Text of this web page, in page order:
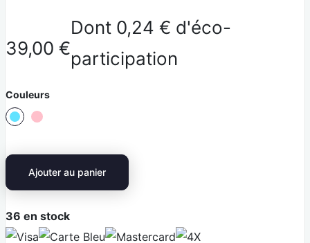
39,00 €
Dont 0,24 € d'éco-
participation
Couleurs
B
u
R
Ajouter au panier
36 en stock
V
C
M
4